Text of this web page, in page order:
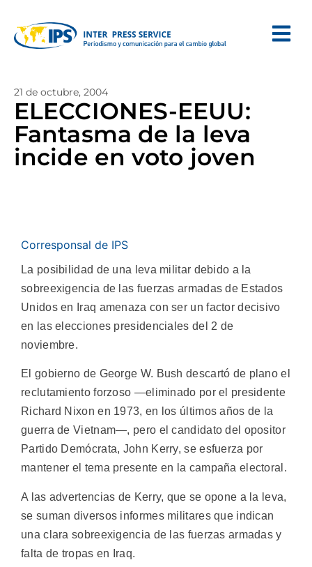
21 de octubre, 2004
ELECCIONES-EEUU:
Fantasma de la leva
incide en voto joven
Corresponsal de IPS
La posibilidad de una leva militar debido a la
sobreexigencia de las fuerzas armadas de Estados
Unidos en Iraq amenaza con ser un factor decisivo
en las elecciones presidenciales del 2 de
noviembre.
El gobierno de George W. Bush descartó de plano el
reclutamiento forzoso —eliminado por el presidente
Richard Nixon en 1973, en los últimos años de la
guerra de Vietnam—, pero el candidato del opositor
Partido Demócrata, John Kerry, se esfuerza por
mantener el tema presente en la campaña electoral.
A las advertencias de Kerry, que se opone a la leva,
se suman diversos informes militares que indican
una clara sobreexigencia de las fuerzas armadas y
falta de tropas en Iraq.